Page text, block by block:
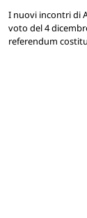
I nuovi incontri di
voto del 4
referendum